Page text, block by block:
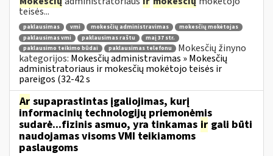
teisės...
paklausimas vmi mokesčių administravimas
mokesčių mokėtojas
paklausimas vmi
paklausimas raštu
maį 37 str.
paklausimo teikimo būdai
paklausimas telefonu
Mokesčių žinyno
kategorijos: Mokesčių administravimas » Mokesčių
administratoriaus ir mokesčių mokėtojo teisės ir
pareigos (32-42 s
Ar supaprastintas įgaliojimas, kurį
informacinių technologijų priemonėmis
sudarė...fizinis asmuo, yra tinkamas ir gali būti
naudojamas visoms VMI teikiamoms
paslaugoms